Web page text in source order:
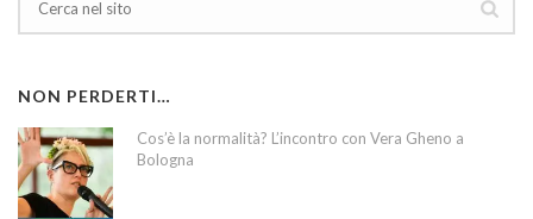
NON PERDERTI…
Cos’è la normalità? L’incontro con Vera Gheno a
Bologna